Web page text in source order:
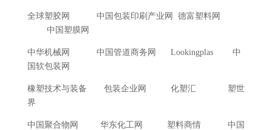
全球塑胶网 中国包装印刷产业网 德富塑料网
中国塑膜网
中华机械网 中国管道商务网 Lookingplas 中
国软包装网
橡塑技术与装备 包装企业网 化塑汇 塑世
界
中国聚合物网 华东化工网 塑料商情 中国